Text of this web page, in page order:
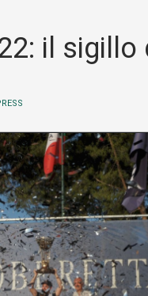
il sigillo